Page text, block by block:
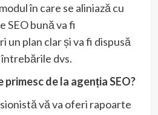
în care se aliniază cu
SEO bună va fi
un plan clar și va fi dispusă
dvs.
de la agenția SEO?
vă va oferi rapoarte